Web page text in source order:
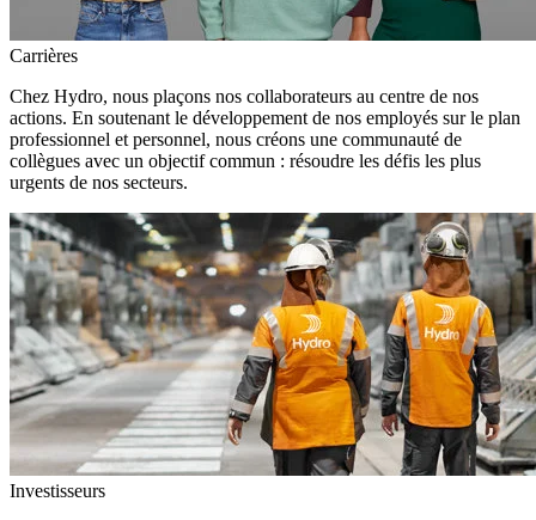
Carrières
Chez Hydro, nous plaçons nos collaborateurs au centre de nos
actions. En soutenant le développement de nos employés sur le plan
professionnel et personnel, nous créons une communauté de
collègues avec un objectif commun : résoudre les défis les plus
urgents de nos secteurs.
Investisseurs